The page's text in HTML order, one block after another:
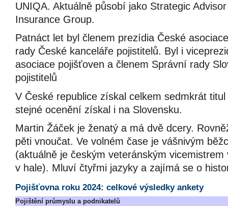
UNIQA. Aktuálně působí jako Strategic
Insurance Group.
Patnáct let byl členem prezídia České
rady České kanceláře pojistitelů. Byl i
asociace pojišťoven a členem Správní rady
pojistitelů
V České republice získal celkem sedmkrát
stejné ocenění získal i na Slovensku.
Martin Žáček je ženatý a má dvě dcery.
pěti vnoučat. Ve volném čase je vášnivým
(aktuálně je českým veteránským
v hale). Mluví čtyřmi jazyky a zajímá se o
Pojišťovna roku 2024: celkové výsledky ankety
Pojištění průmyslu a podnikatelů